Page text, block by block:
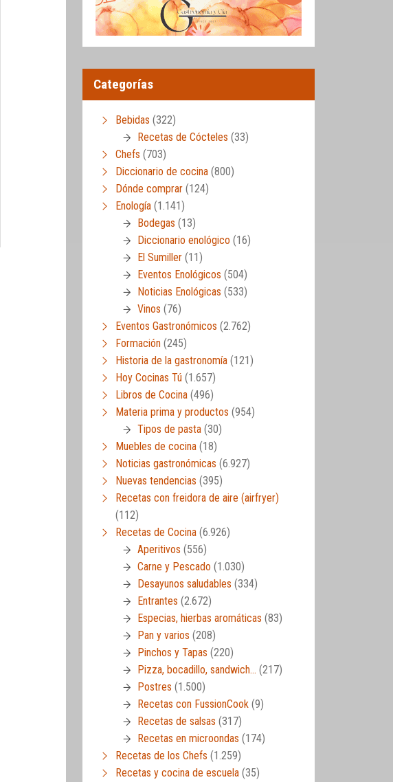
Categorías
Bebidas (322)
Recetas de Cócteles (33)
Chefs (703)
Diccionario de cocina (800)
Dónde comprar (124)
Enología (1.141)
Bodegas (13)
Diccionario enológico (16)
El Sumiller (11)
Eventos Enológicos (504)
Noticias Enológicas (533)
Vinos (76)
Eventos Gastronómicos (2.762)
Formación (245)
Historia de la gastronomía (121)
Hoy Cocinas Tú (1.657)
Libros de Cocina (496)
Materia prima y productos (954)
Tipos de pasta (30)
Muebles de cocina (18)
Noticias gastronómicas (6.927)
Nuevas tendencias (395)
Recetas con freidora de aire (airfryer)
(112)
Recetas de Cocina (6.926)
Aperitivos (556)
Carne y Pescado (1.030)
Desayunos saludables (334)
Entrantes (2.672)
Especias, hierbas aromáticas (83)
Pan y varios (208)
Pinchos y Tapas (220)
Pizza, bocadillo, sandwich… (217)
Postres (1.500)
Recetas con FussionCook (9)
Recetas de salsas (317)
Recetas en microondas (174)
Recetas de los Chefs (1.259)
Recetas y cocina de escuela (35)